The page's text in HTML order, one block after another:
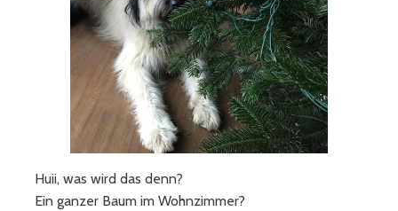
Huii, was wird das denn?
Ein ganzer Baum im Wohnzimmer?